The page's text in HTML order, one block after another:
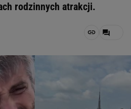
rodzinnych atrakcji.